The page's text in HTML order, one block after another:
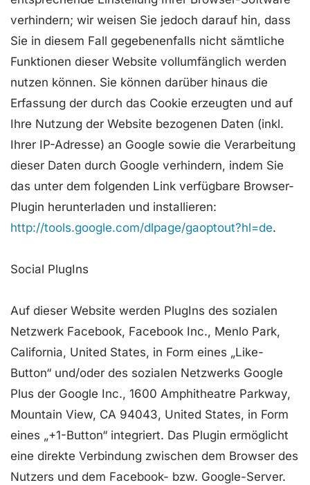
verhindern; wir weisen Sie jedoch darauf hin, dass
Sie in diesem Fall gegebenenfalls nicht sämtliche
Funktionen dieser Website vollumfänglich werden
nutzen können. Sie können darüber hinaus die
Erfassung der durch das Cookie erzeugten und auf
Ihre Nutzung der Website bezogenen Daten (inkl.
Ihrer IP-Adresse) an Google sowie die Verarbeitung
dieser Daten durch Google verhindern, indem Sie
das unter dem folgenden Link verfügbare Browser-
Plugin herunterladen und installieren:
http://tools.google.com/dlpage/gaoptout?hl=de.
Social PlugIns
Auf dieser Website werden PlugIns des sozialen
Netzwerk Facebook, Facebook Inc., Menlo Park,
California, United States, in Form eines „Like-
Button“ und/oder des sozialen Netzwerks Google
Plus der Google Inc., 1600 Amphitheatre Parkway,
Mountain View, CA 94043, United States, in Form
eines „+1-Button“ integriert. Das Plugin ermöglicht
eine direkte Verbindung zwischen dem Browser des
Nutzers und dem Facebook- bzw. Google-Server.